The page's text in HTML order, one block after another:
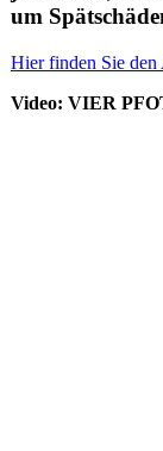
um
Hier finden Sie
Video: VIER